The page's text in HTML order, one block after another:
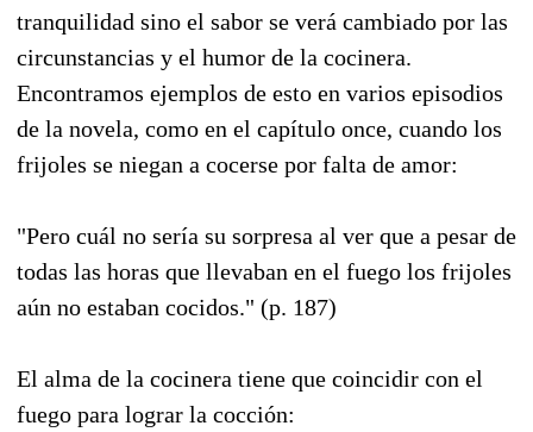
tranquilidad sino el sabor se verá cambiado por las
circunstancias y el humor de la cocinera.
Encontramos ejemplos de esto en varios episodios
de la novela, como en el capítulo once, cuando los
frijoles se niegan a cocerse por falta de amor:
"Pero cuál no sería su sorpresa al ver que a pesar de
todas las horas que llevaban en el fuego los frijoles
aún no estaban cocidos." (p. 187)
El alma de la cocinera tiene que coincidir con el
fuego para lograr la cocción: